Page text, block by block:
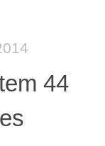
44